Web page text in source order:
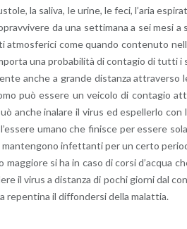
la sa­li­va, le urine, le feci, l’a­ria
da una set­ti­ma­na a sei mesi
at­mo­sfe­ri­ci come quan­do con­te­nu­to
una pro­ba­bi­li­tà di con­ta­gio di tutti i
anche a gran­de di­stan­za at­tra­ver­so
può es­se­re un vei­co­lo di con­ta­gio
anche ina­la­re il virus ed espel­ler­lo
umano che fi­ni­sce per es­se­re
in­fet­tan­ti per un certo
si ha in caso di corsi d’ac­qua
il virus a di­stan­za di pochi gior­ni dal
re­pen­ti­na il dif­fon­der­si della ma­lat­tia.